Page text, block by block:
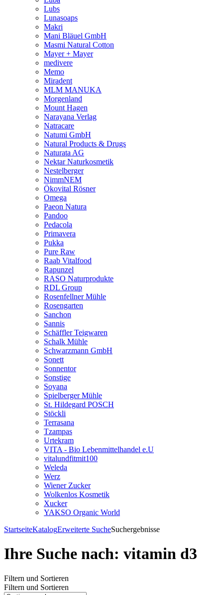
Lubs
Lunasoaps
Makri
Mani Bläuel GmbH
Masmi Natural Cotton
Mayer + Mayer
medivere
Memo
Miradent
MLM MANUKA
Morgenland
Mount Hagen
Narayana Verlag
Natracare
Natumi GmbH
Natural Products & Drugs
Naturata AG
Nektar Naturkosmetik
Nestelberger
NimmNEM
Ökovital Rösner
Omega
Paeon Natura
Pandoo
Pedacola
Primavera
Pukka
Pure Raw
Raab Vitalfood
Rapunzel
RASO Naturprodukte
RDL Group
Rosenfellner Mühle
Rosengarten
Sanchon
Sannis
Schäffler Teigwaren
Schalk Mühle
Schwarzmann GmbH
Sonett
Sonnentor
Sonstige
Soyana
Spielberger Mühle
St. Hildegard POSCH
Stöckli
Terrasana
Tzampas
Urtekram
VITA - Bio Lebenmittelhandel e.U
vitalundfitmit100
Weleda
Werz
Wiener Zucker
Wolkenlos Kosmetik
Xucker
YAKSO Organic World
StartseiteKatalogErweiterte SucheSuchergebnisse
Ihre Suche nach: vitamin d3
Filtern und Sortieren
Filtern und Sortieren